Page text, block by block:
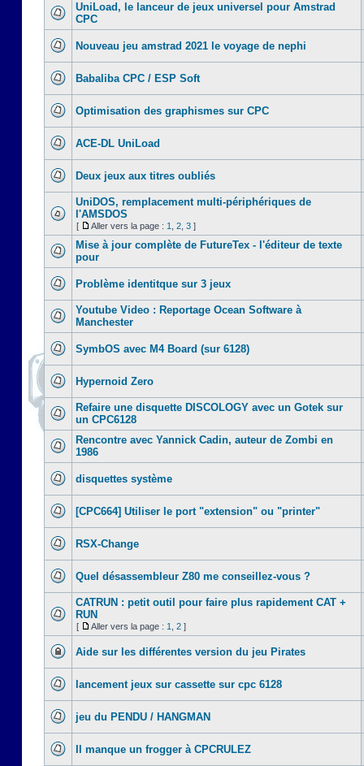
UniLoad, le lanceur de jeux universel pour Amstrad
CPC
Nouveau jeu amstrad 2021 le voyage de nephi
Babaliba CPC / ESP Soft
Optimisation des graphismes sur CPC
ACE-DL UniLoad
Deux jeux aux titres oubliés
UniDOS, remplacement multi-périphériques de
l'AMSDOS
[ Aller vers la page : 1 2 3 ]
Mise à jour complète de FutureTex - l'éditeur de texte
pour
Problème identitque sur 3 jeux
Youtube Video : Reportage Ocean Software à
Manchester
SymbOS avec M4 Board (sur 6128)
Hypernoid Zero
Refaire une disquette DISCOLOGY avec un Gotek sur
un CPC6128
Rencontre avec Yannick Cadin, auteur de Zombi en
1986
disquettes système
[CPC664] Utiliser le port "extension" ou "printer"
RSX-Change
Quel désassembleur Z80 me conseillez-vous ?
CATRUN : petit outil pour faire plus rapidement CAT +
RUN
[ Aller vers la page : 1 2 ]
Aide sur les différentes version du jeu Pirates
lancement jeux sur cassette sur cpc 6128
jeu du PENDU / HANGMAN
Il manque un frogger à CPCRULEZ